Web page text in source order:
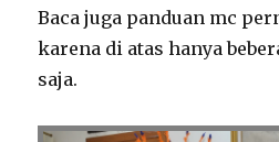
Baca juga panduan mc
karena di atas hanya
saja.